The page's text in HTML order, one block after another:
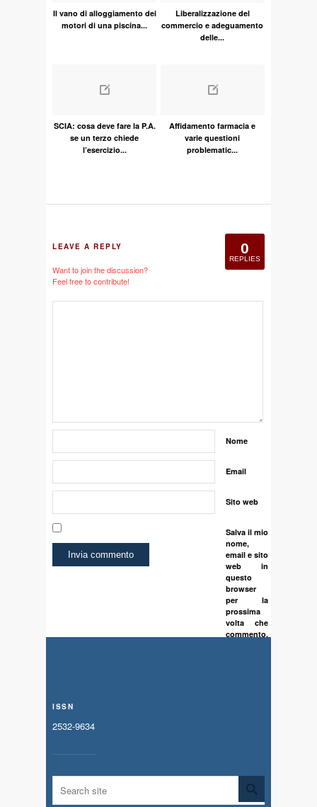
Il vano di alloggiamento dei
motori di una piscina...
Liberalizzazione del
commercio e adeguamento
delle...
SCIA: cosa deve fare la P.A.
se un terzo chiede
l’esercizio...
Affidamento farmacia e
varie questioni
problematic...
0
REPLIES
LEAVE A REPLY
Want to join the discussion?
Feel free to contribute!
Nome
Email
Sito web
Salva il mio
nome,
email e sito
web in
questo
browser
per la
prossima
volta che
commento.
ISSN
2532-9634